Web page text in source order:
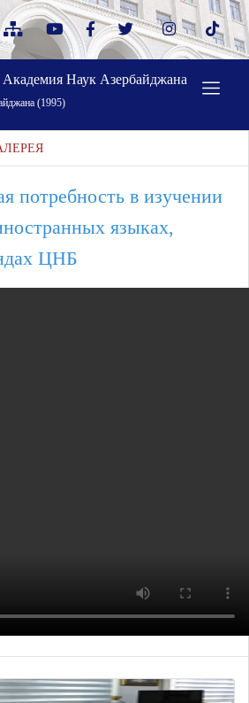
Наук Азербайджана
(1995)
потребность в изучении
языках,
ЦНБ